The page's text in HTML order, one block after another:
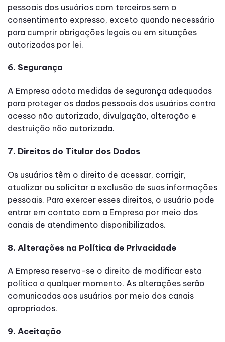
pessoais dos usuários com terceiros sem o
consentimento expresso, exceto quando necessário
para cumprir obrigações legais ou em situações
autorizadas por lei.
6. Segurança
A Empresa adota medidas de segurança adequadas
para proteger os dados pessoais dos usuários contra
acesso não autorizado, divulgação, alteração e
destruição não autorizada.
7. Direitos do Titular dos Dados
Os usuários têm o direito de acessar, corrigir,
atualizar ou solicitar a exclusão de suas informações
pessoais. Para exercer esses direitos, o usuário pode
entrar em contato com a Empresa por meio dos
canais de atendimento disponibilizados.
8. Alterações na Política de Privacidade
A Empresa reserva-se o direito de modificar esta
política a qualquer momento. As alterações serão
comunicadas aos usuários por meio dos canais
apropriados.
9. Aceitação